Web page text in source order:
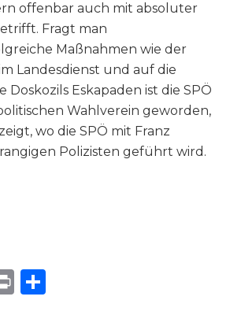
offenbar auch mit absoluter
Fragt man
Maßnahmen wie der
Landesdienst und auf die
Eskapaden ist die SPÖ
Wahlverein geworden,
wo die SPÖ mit Franz
Polizisten geführt wird.
P